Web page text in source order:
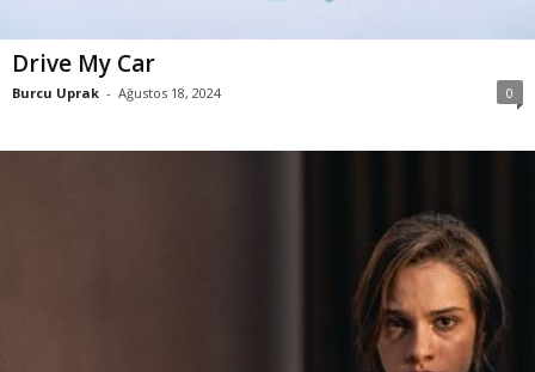
Drive My Car
Burcu Uprak - Ağustos 18, 2024 0